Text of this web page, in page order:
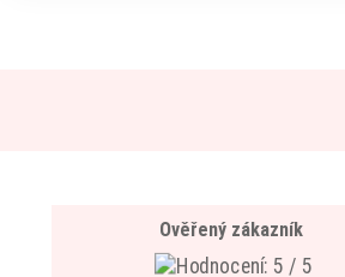
Ověřený zákazník